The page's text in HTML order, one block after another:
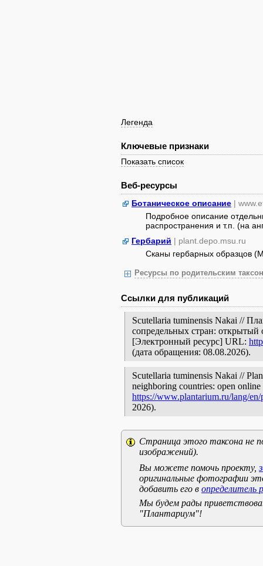
Легенда
Ключевые признаки
Показать список
Веб-ресурсы
Ботаническое описание |
Подробное описание
распространения и т.п. (на
Гербарий | plant.depo.msu.ru
Сканы гербарных образцов
Ресурсы по родительским
Ссылки для публикаций
Scutellaria tuminensis Nakai //
сопредельных стран: открытый
[Электронный ресурс] URL:
(дата обращения: 08.08.2026).
Scutellaria tuminensis Nakai //
neighboring countries: open
https://www.plantarium.ru/lang/
2026).
Страница этого таксона не
изображений).
Вы можете помочь проекту,
оригинальные фотографии
добавить его в определитель
Мы будем рады
"Плантариум"!